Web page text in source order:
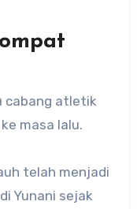
cabang atletik
masa lalu.
telah menjadi
Yunani sejak